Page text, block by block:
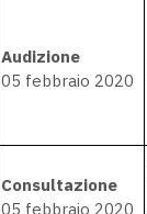
Audizione
05 febbraio 2020
Consultazione
05 febbraio 2020